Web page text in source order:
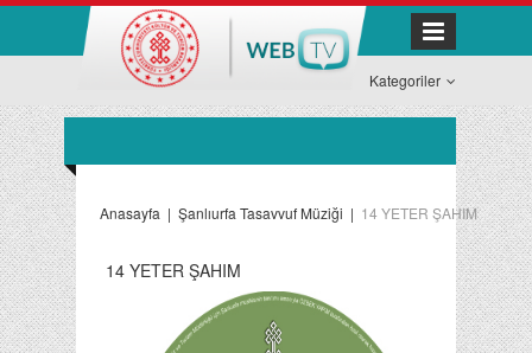
Kategoriler
Anasayfa | Şanlıurfa Tasavvuf Müziği | 14 YETER ŞAHIM
14 YETER ŞAHIM